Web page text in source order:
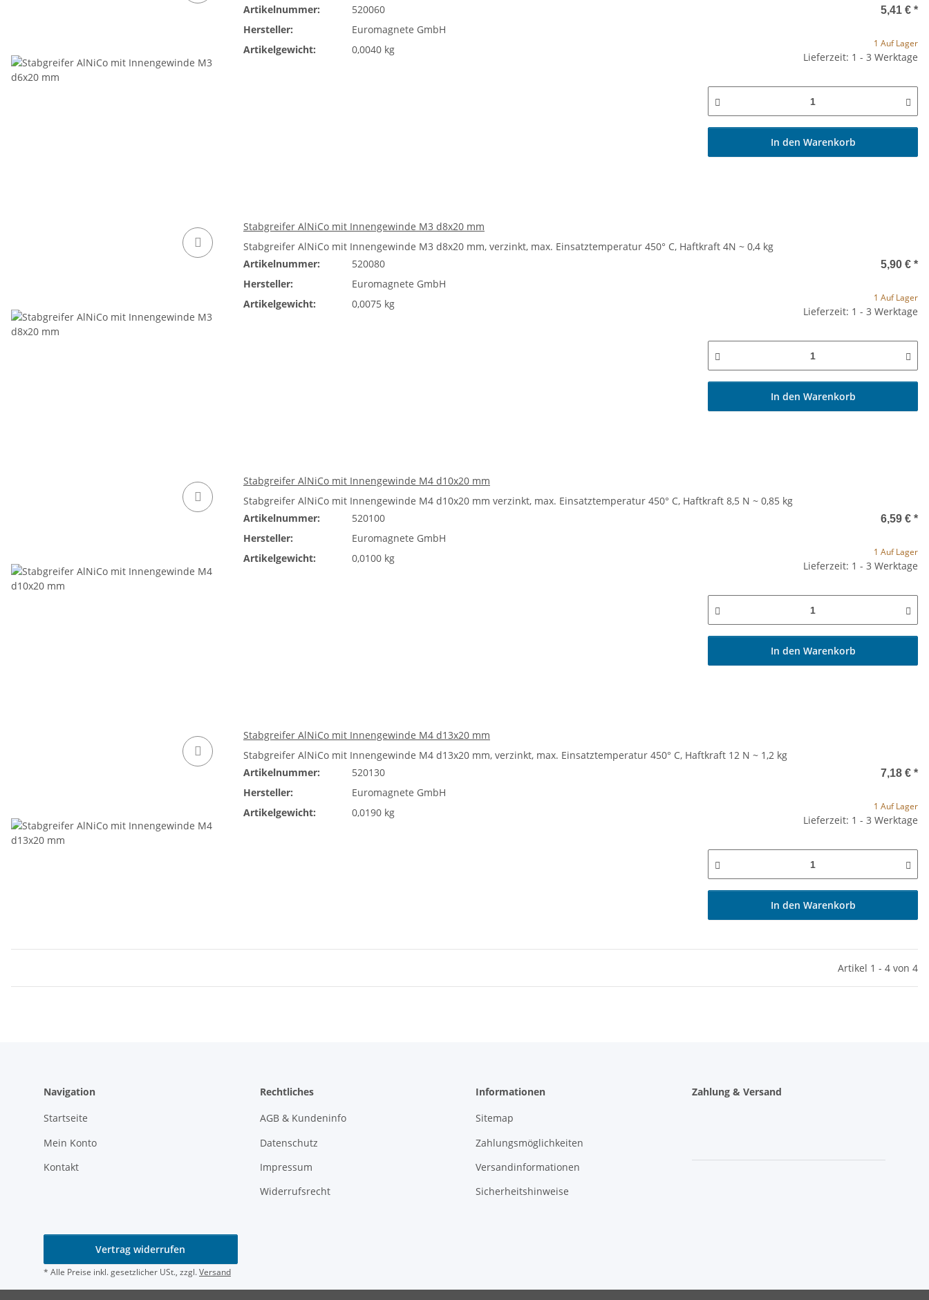
Artikelnummer:
520060
Hersteller:
Euromagnete GmbH
Artikelgewicht:
0,0040 kg
5,41 € *
1 Auf Lager
Lieferzeit: 1 - 3 Werktage
In den Warenkorb
Stabgreifer AlNiCo mit Innengewinde M3 d8x20 mm
Stabgreifer AlNiCo mit Innengewinde M3 d8x20 mm, verzinkt, max. Einsatztemperatur 450° C, Haftkraft 4N ~ 0,4 kg
Artikelnummer:
520080
Hersteller:
Euromagnete GmbH
Artikelgewicht:
0,0075 kg
5,90 € *
1 Auf Lager
Lieferzeit: 1 - 3 Werktage
In den Warenkorb
Stabgreifer AlNiCo mit Innengewinde M4 d10x20 mm
Stabgreifer AlNiCo mit Innengewinde M4 d10x20 mm verzinkt, max. Einsatztemperatur 450° C, Haftkraft 8,5 N ~ 0,85 kg
Artikelnummer:
520100
Hersteller:
Euromagnete GmbH
Artikelgewicht:
0,0100 kg
6,59 € *
1 Auf Lager
Lieferzeit: 1 - 3 Werktage
In den Warenkorb
Stabgreifer AlNiCo mit Innengewinde M4 d13x20 mm
Stabgreifer AlNiCo mit Innengewinde M4 d13x20 mm, verzinkt, max. Einsatztemperatur 450° C, Haftkraft 12 N ~ 1,2 kg
Artikelnummer:
520130
Hersteller:
Euromagnete GmbH
Artikelgewicht:
0,0190 kg
7,18 € *
1 Auf Lager
Lieferzeit: 1 - 3 Werktage
In den Warenkorb
Artikel 1 - 4 von 4
Navigation
Startseite
Mein Konto
Kontakt
Rechtliches
AGB & Kundeninfo
Datenschutz
Impressum
Widerrufsrecht
Informationen
Sitemap
Zahlungsmöglichkeiten
Versandinformationen
Sicherheitshinweise
Zahlung & Versand
Vertrag widerrufen
* Alle Preise inkl. gesetzlicher USt., zzgl.Versand